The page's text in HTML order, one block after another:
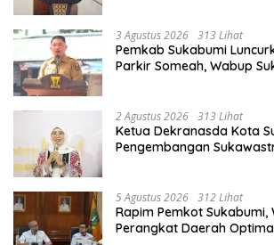
3 Agustus 2026 313 Lihat
Pemkab Sukabumi
Parkir Someah, Wabup
2 Agustus 2026 313 Lihat
Ketua Dekranasda Kota
Pengembangan
5 Agustus 2026 312 Lihat
Rapim Pemkot Sukabumi,
Perangkat Daerah